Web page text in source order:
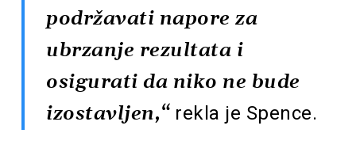
podržavati napore za
ubrzanje rezultata i
osigurati da niko ne bude
izostavljen,“rekla je Spence.